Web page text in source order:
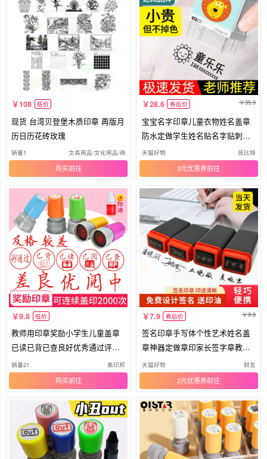
108 低价
现货 台湾贝登堡木质印章 再版月
历日历花砖玫瑰
销量1 文具用品/文化用品/商务用品
购买
28.6 券后价 35.9
宝宝名字印章儿童衣物姓名盖章
防水定做学生姓名贴名字贴刺绣
幼儿园姓名章印校服印名字章刻
字章入园准备用品
天猫好物 孩比特
3元优惠券
9.8 低价
教师用印章奖励小学生儿童盖章
已读已背已查良好优秀通过评语
章印按压式幼儿园老师批改作业
表扬鼓励带加油孔
销量21 美印邦
购买
7.9 券后价 9.9
签名印章手写体个性艺术姓名盖
章神器定做章印家长签字章教师
个人名字刻印刻字工号
天猫好物 财友
2元优惠券